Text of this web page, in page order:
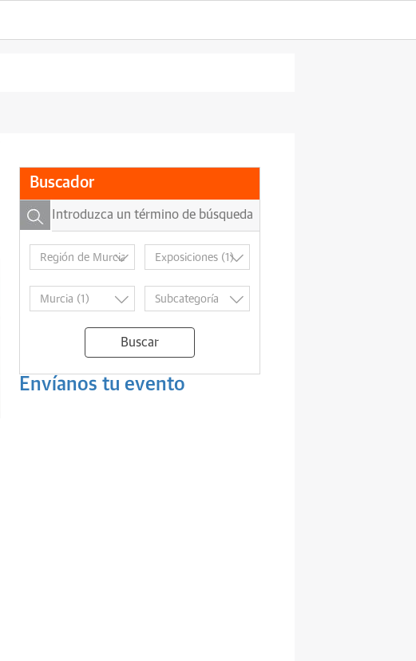
Buscador
Buscar
Envíanos tu evento